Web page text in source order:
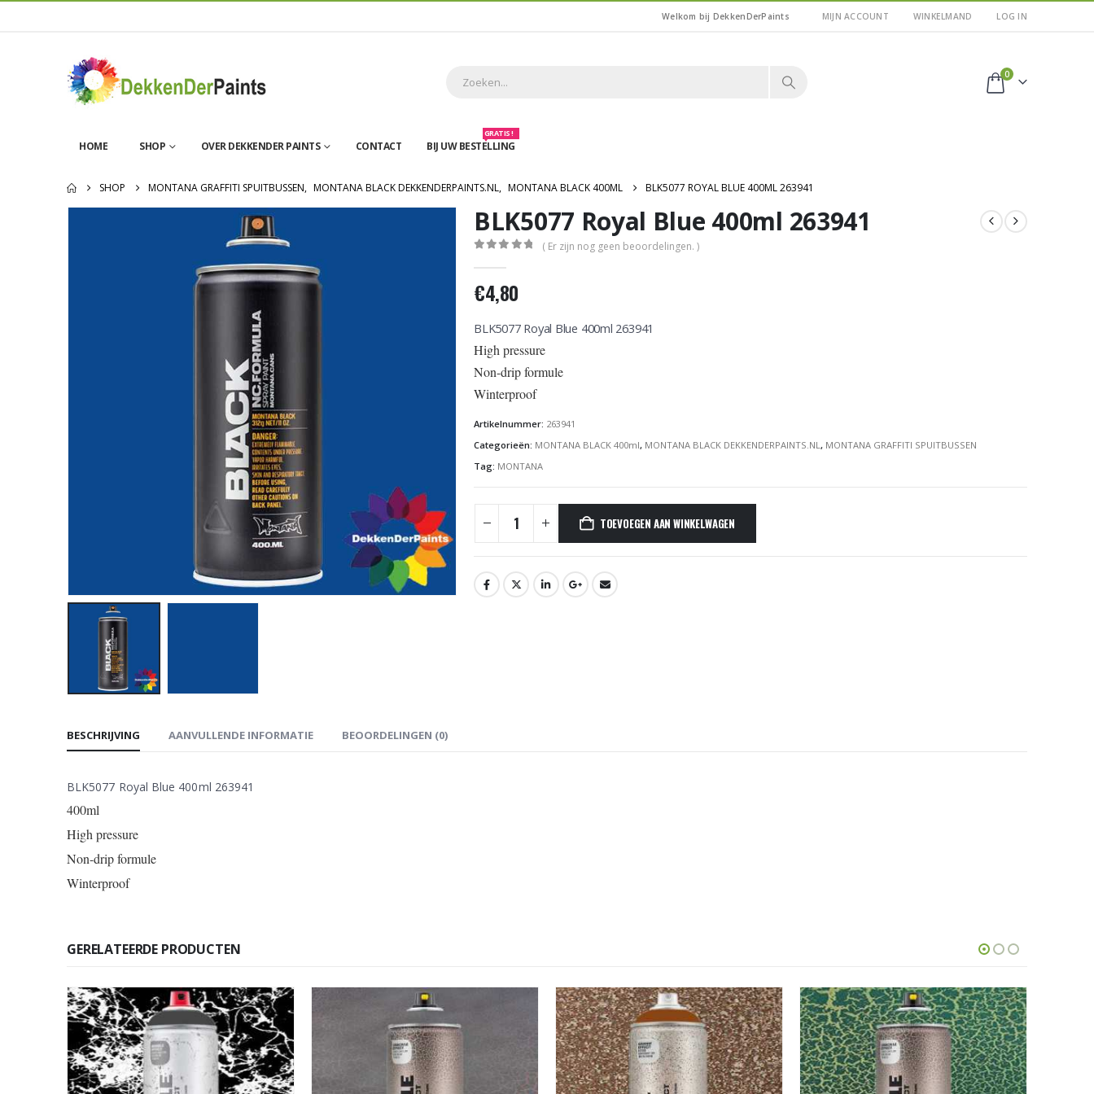
Welkom bij DekkenDerPaints MIJN ACCOUNT WINKELMAND LOG IN
0
HOME SHOP OVER DEKKENDER PAINTS CONTACT BIJ UW BESTELLING
GRATIS !
SHOP MONTANA GRAFFITI SPUITBUSSEN, MONTANA BLACK DEKKENDERPAINTS.NL, MONTANA BLACK 400ML BLK5077 ROYAL BLUE 400ML 263941
BLK5077 Royal Blue 400ml 263941
( Er zijn nog geen beoordelingen. )
€4,80
BLK5077 Royal Blue 400ml 263941
High pressure
Non-drip formule
Winterproof
Artikelnummer: 263941
Categorieën: MONTANA BLACK 400ml, MONTANA BLACK DEKKENDERPAINTS.NL, MONTANA GRAFFITI SPUITBUSSEN
Tag: MONTANA
TOEVOEGEN AAN WINKELWAGEN
BESCHRIJVING AANVULLENDE INFORMATIE BEOORDELINGEN (0)
BLK5077 Royal Blue 400ml 263941
400ml
High pressure
Non-drip formule
Winterproof
GERELATEERDE PRODUCTEN